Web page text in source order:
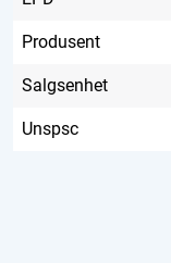
Produsent
Salgsenhet
Unspsc